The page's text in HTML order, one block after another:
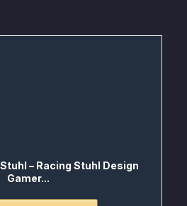
– Racing Stuhl Design
Gamer...